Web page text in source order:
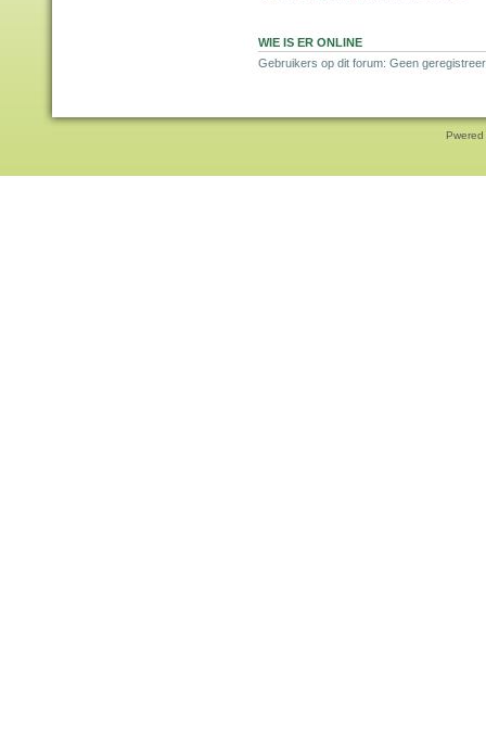
WIE IS ER ONLINE
Gebruikers op dit forum: Geen